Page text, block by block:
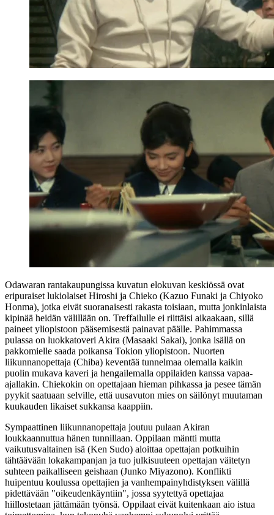
Odawaran rantakaupungissa kuvatun elokuvan keskiössä ovat
eripuraiset lukiolaiset Hiroshi ja Chieko (Kazuo Funaki ja Chiyoko
Honma), jotka eivät suoranaisesti rakasta toisiaan, mutta jonkinlaista
kipinää heidän välillään on. Treffailulle ei riittäisi aikaakaan, sillä
paineet yliopistoon pääsemisestä painavat päälle. Pahimmassa
pulassa on luokkatoveri Akira (Masaaki Sakai), jonka isällä on
pakkomielle saada poikansa Tokion yliopistoon. Nuorten
liikunnanopettaja (Chiba) keventää tunnelmaa olemalla kaikin
puolin mukava kaveri ja hengailemalla oppilaiden kanssa vapaa-
ajallakin. Chiekokin on opettajaan hieman pihkassa ja pesee tämän
pyykit saatuaan selville, että uusavuton mies on säilönyt muutaman
kuukauden likaiset sukkansa kaappiin.
Sympaattinen liikunnanopettaja joutuu pulaan Akiran
loukkaannuttua hänen tunnillaan. Oppilaan mäntti mutta
vaikutusvaltainen isä (Ken Sudo) aloittaa opettajan potkuihin
tähtäävään lokakampanjan ja tuo julkisuuteen opettajan väitetyn
suhteen paikalliseen geishaan (Junko Miyazono). Konflikti
huipentuu koulussa opettajien ja vanhempainyhdistyksen välillä
pidettävään "oikeudenkäyntiin", jossa syytettyä opettajaa
hiillostetaan jättämään työnsä. Oppilaat eivät kuitenkaan aio istua